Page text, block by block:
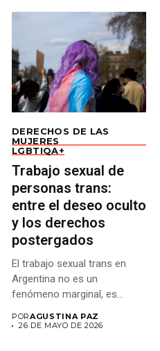
DERECHOS DE LAS
MUJERES
LGBTIQA+
Trabajo sexual de
personas trans:
entre el deseo oculto
y los derechos
postergados
El trabajo sexual trans en
Argentina no es un
fenómeno marginal, es...
PORAGUSTINA PAZ
26 DE MAYO DE 2026